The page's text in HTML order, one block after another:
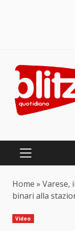
content
PRIMARY
Home » Varese,
binari alla
Video